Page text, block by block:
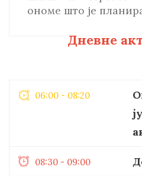
ономе што је
Дневне
06:00 - 08:20
08:30 - 09:00